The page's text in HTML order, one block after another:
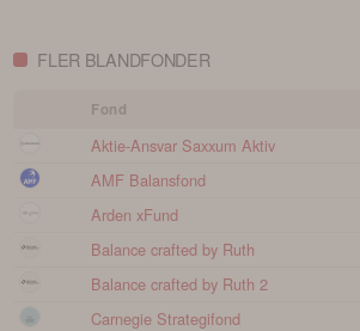
FLER BLANDFONDER
Fond
Aktie-Ansvar Saxxum Aktiv
AMF Balansfond
Arden xFund
Balance crafted by Ruth
Balance crafted by Ruth 2
Carnegie Strategifond